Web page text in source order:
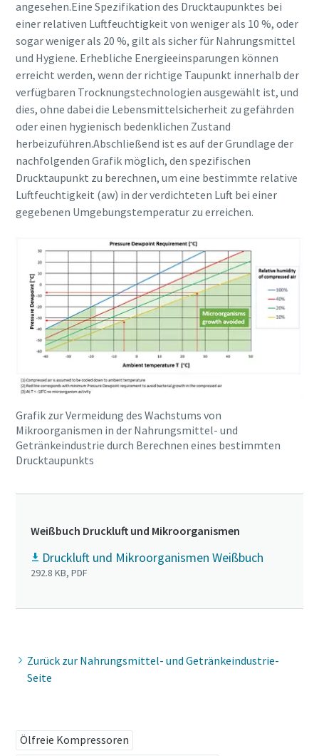
angesehen.Eine Spezifikation des Drucktaupunktes bei
einer relativen Luftfeuchtigkeit von weniger als 10 %, oder
sogar weniger als 20 %, gilt als sicher für Nahrungsmittel
und Hygiene. Erhebliche Energieeinsparungen können
erreicht werden, wenn der richtige Taupunkt innerhalb der
verfügbaren Trocknungstechnologien ausgewählt ist, und
dies, ohne dabei die Lebensmittelsicherheit zu gefährden
oder einen hygienisch bedenklichen Zustand
herbeizuführen.Abschließend ist es auf der Grundlage der
nachfolgenden Grafik möglich, den spezifischen
Drucktaupunkt zu berechnen, um eine bestimmte relative
Luftfeuchtigkeit (aw) in der verdichteten Luft bei einer
gegebenen Umgebungstemperatur zu erreichen.
Grafik zur Vermeidung des Wachstums von
Mikroorganismen in der Nahrungsmittel- und
Getränkeindustrie durch Berechnen eines bestimmten
Drucktaupunkts
Weißbuch Druckluft und Mikroorganismen
Druckluft und Mikroorganismen Weißbuch
292.8 KB, PDF
Zurück zur Nahrungsmittel- und Getränkeindustrie-
Seite
Ölfreie Kompressoren